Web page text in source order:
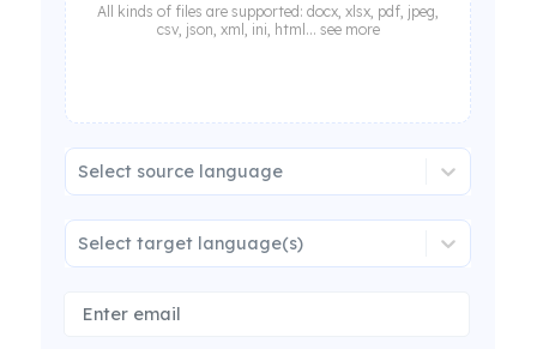
All kinds of files are supported: docx, xlsx, pdf, jpeg,
csv, json, xml, ini, html... see more
Select source language
Select target language(s)